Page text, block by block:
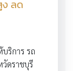
ง ลด
ริการ รถ
ดราชบุรี